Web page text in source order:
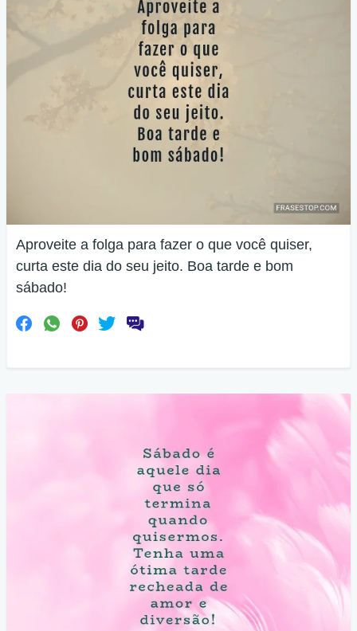
Aproveite a folga para fazer o que você quiser,
curta este dia do seu jeito. Boa tarde e bom
sábado!